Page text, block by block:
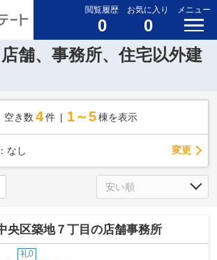
閲覧履歴
0
お気に入り
0
メニュー
舗、事務所、住宅以外建
空き数 4 件 1～5 棟を表示
なし 変更
央区築地７丁目の店舗事務所
礼0